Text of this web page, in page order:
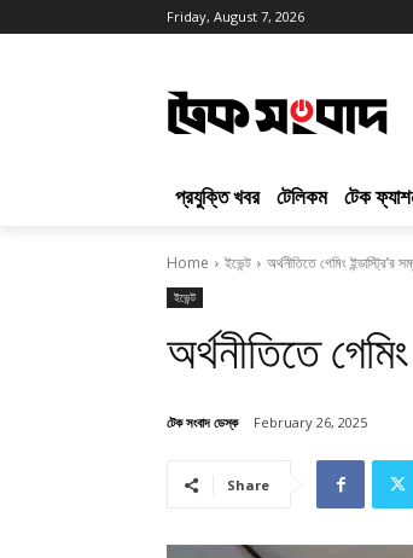
Friday, August 7, 2026
প্রযুক্তি খবর টেলিকম টেক
Home ইভেন্ট অর্থনীতিতে গেমিং ইন্ডাস্ট্রি’র
ইভেন্ট
অর্থনীতিতে
টেক সংবাদ ডেস্ক February 26, 2025
Share